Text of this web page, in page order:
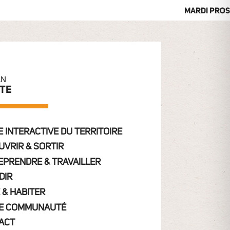
MARDI PROS
INTERACTIVE DU TERRITOIRE
& SORTIR
& TRAVAILLER
& HABITER
COMMUNAUTÉ